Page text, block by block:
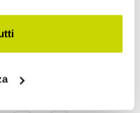
prodotto